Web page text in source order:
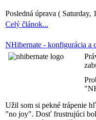
Posledná úprava ( Saturday,
Celý článok...
NHibernate - konfigurácia a
Užil som si pekné trápenie
"no joy". Dosť frustrujúci bol